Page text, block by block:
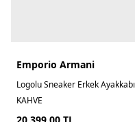
Emporio Armani
Logolu Sneaker Erkek
KAHVE